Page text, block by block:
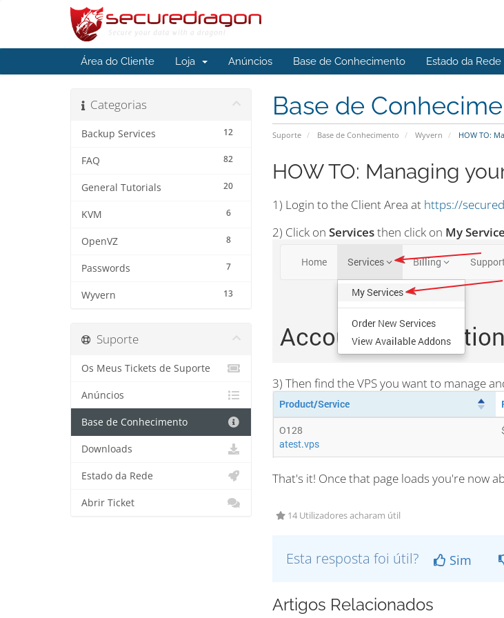
Área do Cliente Loja Anúncios Base de Conhecimento Estado da Rede
Base de
Suporte Base de Conhecimento Wyvern HOW TO:
Categorias
12
Backup Services
82
FAQ
20
General Tutorials
6
KVM
8
OpenVZ
7
Passwords
13
Wyvern
HOW TO: Managing
1) Login to the Client Area at https://
2) Click on Servicesthen click on My
3) Then find the VPS you want to manage
That's it! Once that page loads you're now
14 Utilizadores acharam útil
Esta resposta foi útil? Sim
Artigos Relacionados
Suporte
Os Meus Tickets de Suporte
Anúncios
Base de Conhecimento
Downloads
Estado da Rede
Abrir Ticket